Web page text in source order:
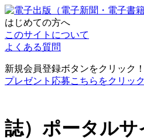
はじめての方へ
このサイトについて
よくある質問
新規会員登録ボタンをクリック
プレゼント応募こちらをクリック
誌）ポータルサ